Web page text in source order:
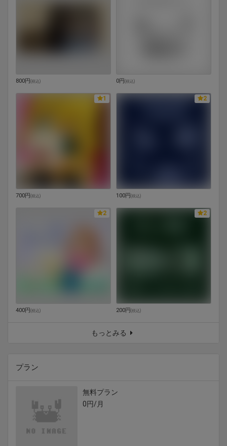
800円(税込) 0円(税込)
1
700円(税込)
2
100円(税込)
2
400円(税込)
2
200円(税込)
もっとみる
プラン
無料プラン
0円/月